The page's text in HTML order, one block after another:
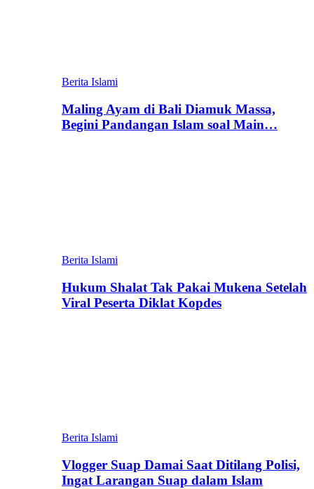
Berita Islami
Maling Ayam di Bali Diamuk Massa,
Begini Pandangan Islam soal Main…
Berita Islami
Hukum Shalat Tak Pakai Mukena Setelah
Viral Peserta Diklat Kopdes
Berita Islami
Vlogger Suap Damai Saat Ditilang Polisi,
Ingat Larangan Suap dalam Islam